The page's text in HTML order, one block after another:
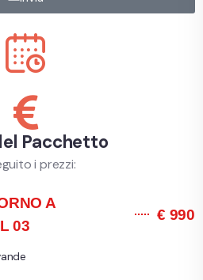
Pacchetto
i prezzi:
A
03
€ 990